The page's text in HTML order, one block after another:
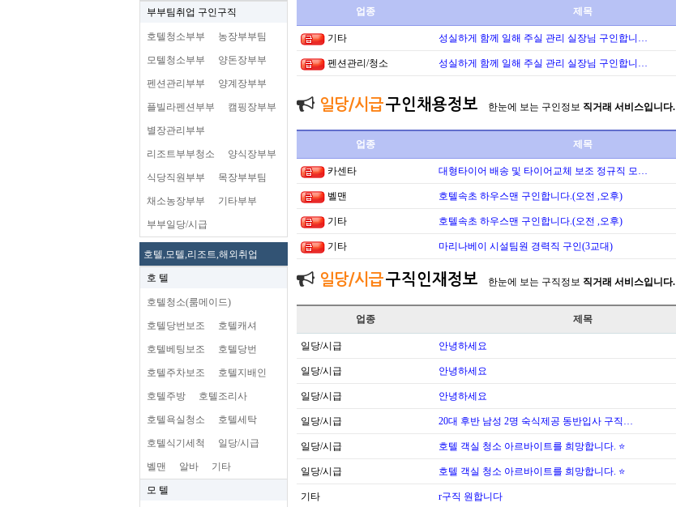
부부팀취업 구인구직
호텔청소부부 농장부부팀
모텔청소부부 양돈장부부
펜션관리부부 양계장부부
플빌라펜션부부 캠핑장부부
별장관리부부
리조트부부청소 양식장부부
식당직원부부 목장부부팀
채소농장부부 기타부부
부부일당/시급
호텔,모텔,리조트,해외취업
호 텔
호텔청소(룸메이드)
호텔당번보조 호텔캐셔
호텔베팅보조 호텔당번
호텔주차보조 호텔지배인
호텔주방 호텔조리사
호텔욕실청소 호텔세탁
호텔식기세척 일당/시급
벨맨 알바 기타
모 텔
업종 제목
기타 성실하게 함께 일해 주실 관리 실장님 구인합니…
펜션관리/청소 성실하게 함께 일해 주실 관리 실장님 구인합니…
일당/시급구인채용정보 한눈에 보는 구인정보 직거래 서비스입니다.
업종 제목
카센타 대형타이어 배송 및 타이어교체 보조 정규직 모…
벨맨 호텔속초 하우스맨 구인합니다.(오전 ,오후)
기타 호텔속초 하우스맨 구인합니다.(오전 ,오후)
기타 마리나베이 시설팀원 경력직 구인(3교대)
일당/시급구직인재정보 한눈에 보는 구직정보 직거래 서비스입니다.
업종 제목
일당/시급 안녕하세요
일당/시급 안녕하세요
일당/시급 안녕하세요
일당/시급 20대 후반 남성 2명 숙식제공 동반입사 구직…
일당/시급 호텔 객실 청소 아르바이트를 희망합니다. ⭐
일당/시급 호텔 객실 청소 아르바이트를 희망합니다. ⭐
기타 r구직 원합니다